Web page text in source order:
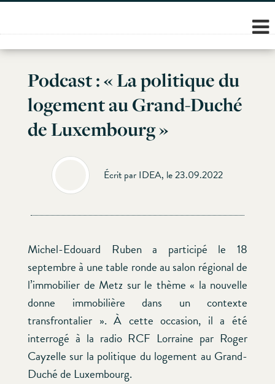
Skip
content
Podcast : « La politique du
logement au Grand-Duché
de Luxembourg »
Écrit par IDEA, le 23.09.2022
Michel-Edouard Ruben a participé le 18
septembre à une table ronde au salon régional de
l’immobilier de Metz sur le thème « la nouvelle
donne immobilière dans un contexte
transfrontalier ». À cette occasion, il a été
interrogé à la radio RCF Lorraine par Roger
Cayzelle sur la politique du logement au Grand-
Duché de Luxembourg.